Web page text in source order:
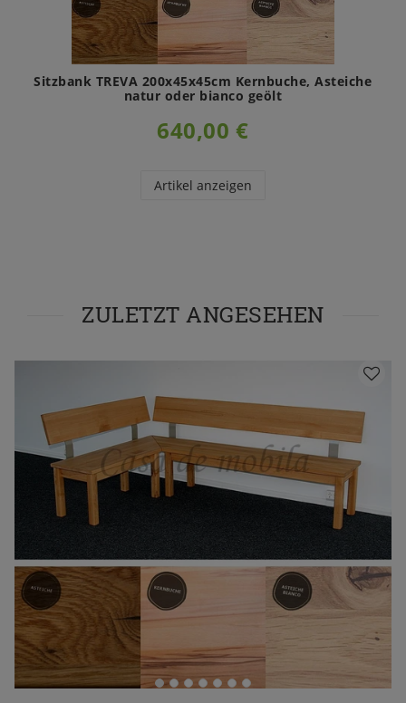
Sitzbank TREVA 200x45x45cm Kernbuche, Asteiche
natur oder bianco geölt
640,00 €
Artikel anzeigen
ZULETZT ANGESEHEN